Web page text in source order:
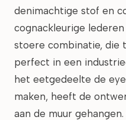
denimachtige stof en
cognackleurige
stoere combinatie, die
perfect in een
het eetgedeelte de
maken, heeft de
aan de muur